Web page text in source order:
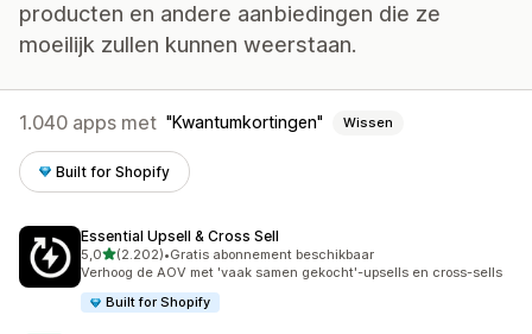
producten en andere aanbiedingen die ze
moeilijk zullen kunnen weerstaan.
1.040 apps met Kwantumkortingen Wissen
Built for Shopify
Essential Upsell & Cross Sell
5,0van 5 sterren
(2.202)
2202 recensies in totaal
•Gratis abonnement beschikbaar
Verhoog de AOV met 'vaak samen gekocht'-upsells en cross-sells
Built for Shopify